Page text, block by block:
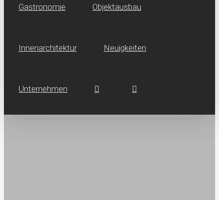
Gastronomie Objektausbau
Innen­architektur Neuig­keiten
Unternehmen